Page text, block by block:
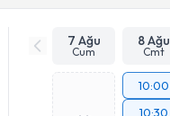
7 Ağu
Cum
8 Ağu
Cmt
10:00
10:30